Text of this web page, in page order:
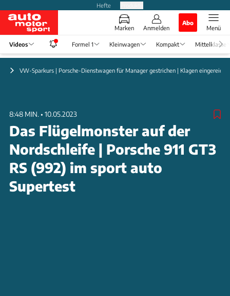
Hefte
Marken Anmelden
Abo
Menü
Videos Formel 1 Kleinwagen Kompakt Mittelklasse
VW-Sparkurs | Porsche-Dienstwagen für Manager gestrichen | Klagen eingereicht
8:48 MIN. • 10.05.2023
Das Flügelmonster auf der
Nordschleife | Porsche 911 GT3
RS (992) im sport auto
Supertest